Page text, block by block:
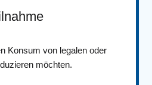
Konsum von legalen oder
möchten.